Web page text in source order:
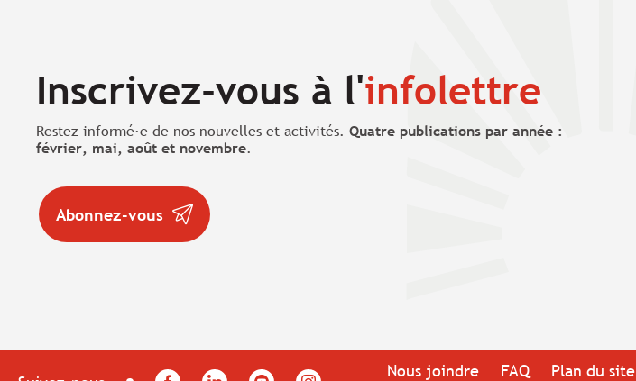
Inscrivez-vous à l'infolettre
Restez informé·e de nos nouvelles et activités. Quatre publications par année :
février, mai, août et novembre.
Abonnez-vous
FacebookLinkedInYouTubeInstagram Nous joindre FAQ Plan du site